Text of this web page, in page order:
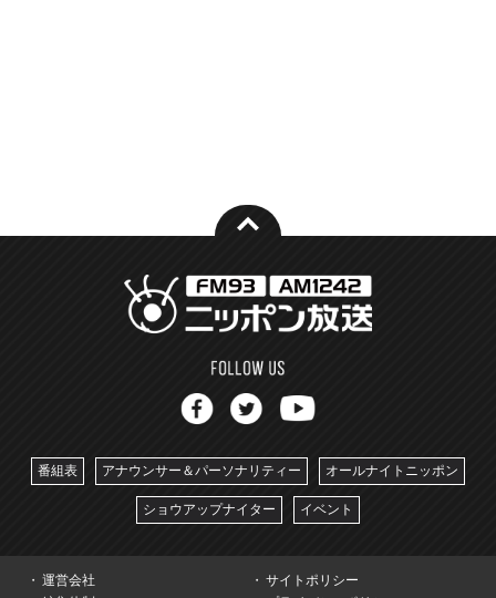
番組表 アナウンサー＆パーソナリティー オールナイトニッポン
ショウアップナイター イベント
運営会社
サイトポリシー